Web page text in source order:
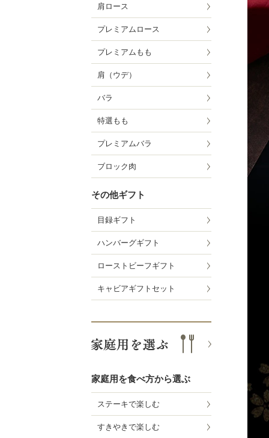
肩ロース
プレミアムロース
プレミアムもも
肩（ウデ）
バラ
特選もも
プレミアムバラ
ブロック肉
その他ギフト
目録ギフト
ハンバーグギフト
ローストビーフギフト
キャビアギフトセット
家庭用を食べ方から選ぶ
ステーキで楽しむ
すきやきで楽しむ